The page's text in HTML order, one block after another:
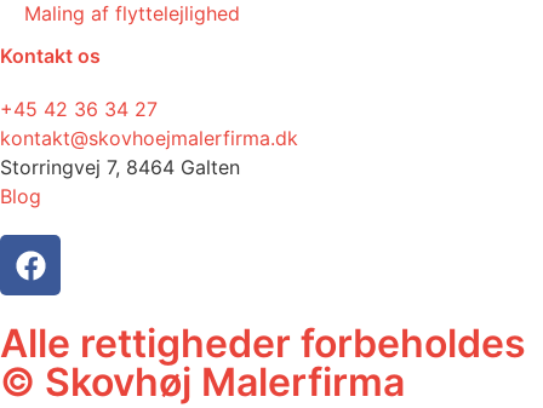
Maling af flyttelejlighed
Kontakt os
+45 42 36 34 27
kontakt@skovhoejmalerfirma.dk
Storringvej 7, 8464 Galten
Blog
Alle rettigheder forbeholdes
© Skovhøj Malerfirma